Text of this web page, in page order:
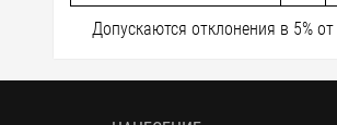
Допускаются отклонения в 5%